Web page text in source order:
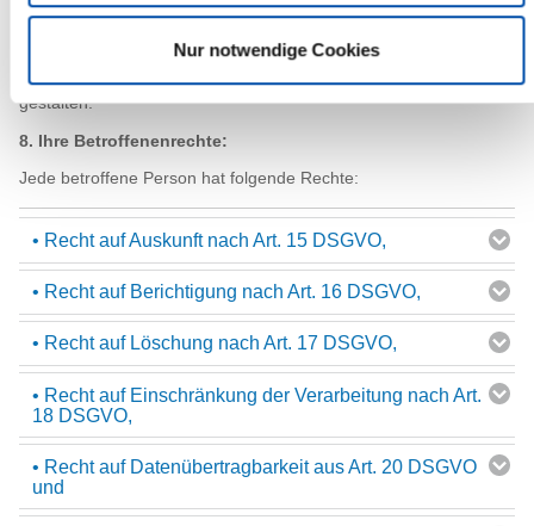
Nur notwendige Cookies
ausschließen. Alle Mitarbeitenden der Kreisverwaltung sind daher
sensibilisiert, den Inhalt von E-Mails möglichst datensparsam zu
gestalten.
8. Ihre Betroffenenrechte:
Jede betroffene Person hat folgende Rechte:
• Recht auf Auskunft nach Art. 15 DSGVO,
• Recht auf Berichtigung nach Art. 16 DSGVO,
• Recht auf Löschung nach Art. 17 DSGVO,
• Recht auf Einschränkung der Verarbeitung nach Art.
18 DSGVO,
• Recht auf Datenübertragbarkeit aus Art. 20 DSGVO
und